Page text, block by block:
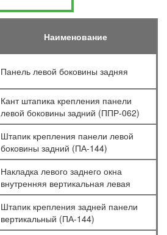
Наименование
Панель левой боковины задняя
Кант штапика крепления панели
левой боковины задний (ППР-062)
Штапик крепления панели левой
боковины задний (ПА-144)
Накладка левого заднего окна
внутренняя вертикальная левая
Штапик крепления задней панели
вертикальный (ПА-144)